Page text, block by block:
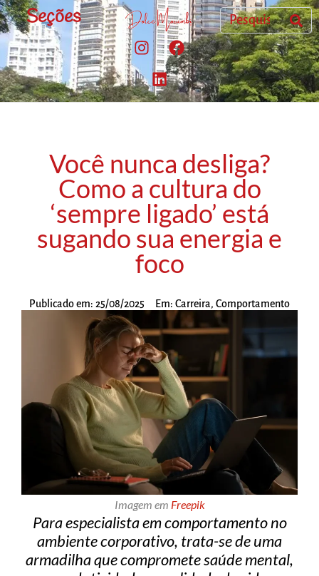
Seções
Você nunca desliga?
Como a cultura do
‘sempre ligado’ está
sugando sua energia e
foco
Publicado em: 25/08/2025 Em: Carreira, Comportamento
Imagem em Freepik
Para especialista em comportamento no
ambiente corporativo, trata-se de uma
armadilha que compromete saúde mental,